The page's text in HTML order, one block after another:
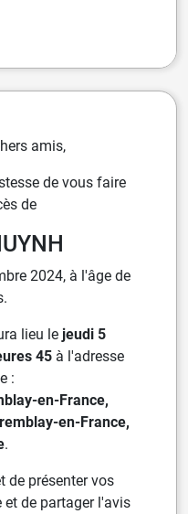
amis,
de vous faire
de
2024, à l'âge de
lieu le jeudi 5
45 à l'adresse
:
en-France,
en-France,
.
de présenter vos
de partager l'avis